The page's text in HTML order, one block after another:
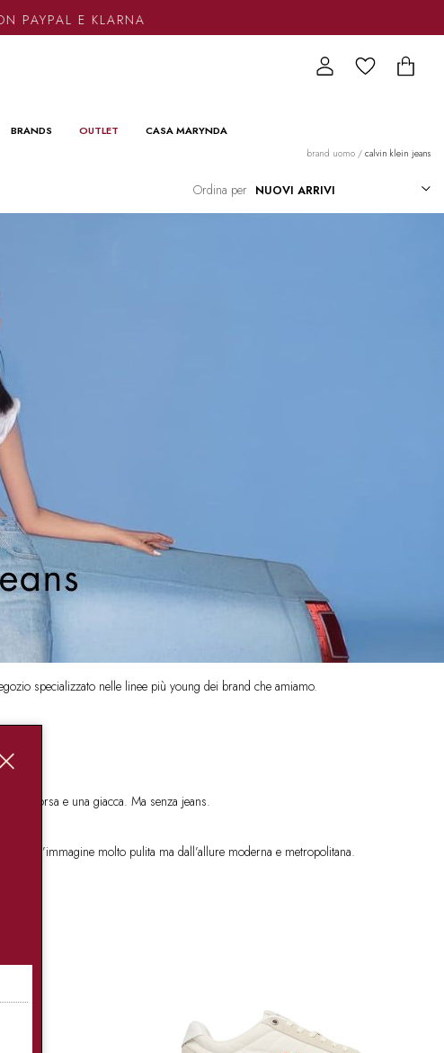
E KLARNA
BRANDS OUTLET CASA MARYNDA
brand uomo / calvin klein jeans
Ordina per
specializzato nelle linee più young dei brand che amiamo.
borsa e una giacca. Ma senza jeans.
Un’immagine molto pulita ma dall’allure moderna e metropolitana.